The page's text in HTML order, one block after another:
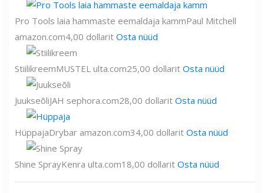
Pro Tools laia hammaste eemaldaja kammPaul Mitchell
amazon.com4,00 dollarit Osta nüüd
StiilikreemMUSTEL ulta.com25,00 dollarit Osta nüüd
JuukseõliJAH sephora.com28,00 dollarit Osta nüüd
HüppajaDrybar amazon.com34,00 dollarit Osta nüüd
Shine SprayKenra ulta.com18,00 dollarit Osta nüüd